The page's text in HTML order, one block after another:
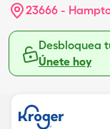
23666 -
Desbloquea
Únete hoy